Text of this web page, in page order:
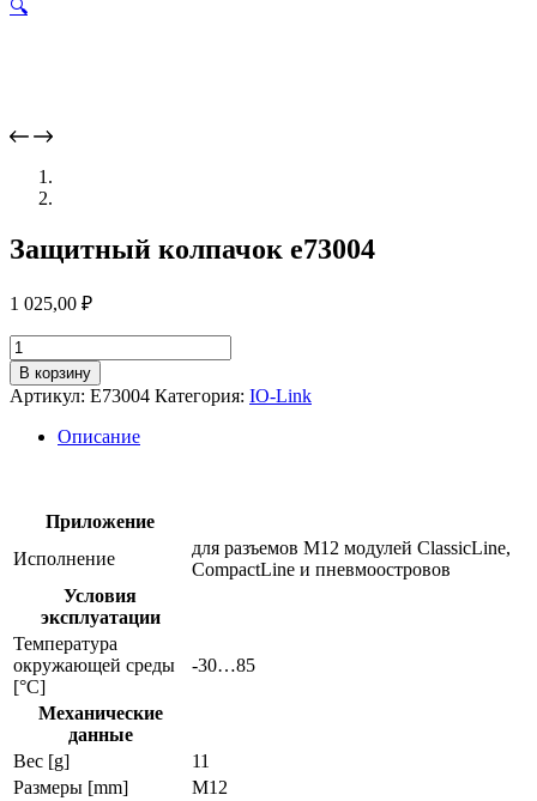
🔍
Защитный колпачок e73004
1 025,00 ₽
Количество
товара
Защитный
колпачок
e73004
В корзину
Артикул: E73004 Категория: IO-Link
Описание
Приложение
Исполнение
для разъемов М12 модулей ClassicLine,
CompactLine и пневмоостровов
Условия
эксплуатации
Температура
окружающей среды
[°C]
-30…85
Механические
данные
Вес [g]
11
Размеры [mm]
M12